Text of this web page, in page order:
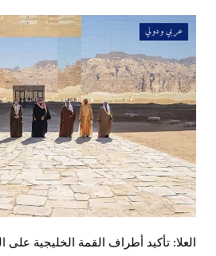
عربي ودولي
العلا: تأكيد أطراف القمة الخليجية على